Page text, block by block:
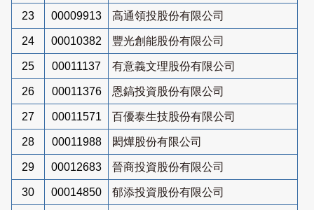
23 00009913 高通領投股份有限公司
24 00010382 豐光創能股份有限公司
25 00011137 有意義文理股份有限公司
26 00011376 恩鎬投資股份有限公司
27 00011571 百優泰生技股份有限公司
28 00011988 閎燁股份有限公司
29 00012683 晉商投資股份有限公司
30 00014850 郁添投資股份有限公司